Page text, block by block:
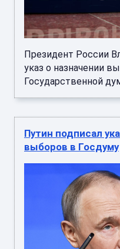
Президент России
указ о назначении
Государственной
Путин подписал
выборов в Госдуму